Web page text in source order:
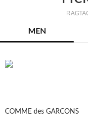
MEN
COMME des GARCONS